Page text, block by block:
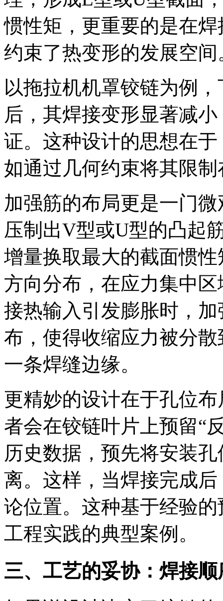
惯性矩，更重要的是在
约束了热变形的发展空间
以拖拉机机罩铰链为例
后，其焊接变形显著减
证。这种设计的思想在
如通过几何约束将其限
加强筋的布局更是一门
压制出V型或U型的凸起
增量换取最大的截面惯
方向分布，在应力集中
接热输入引发膨胀时，
布，使得收缩应力被分
一条焊缝边缘。
更精妙的设计在于孔位
者会在铰链叶片上预留
历史数据，预先将安装
离。这样，当焊接完成
论位置。这种基于经验
工程实践的典型案例。
三、工艺的妥协：焊接